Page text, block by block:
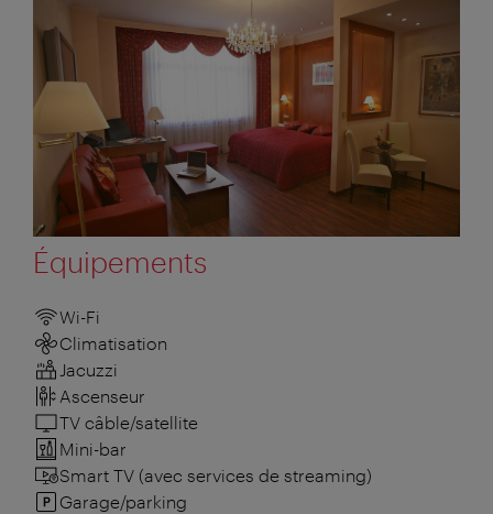
Équipements
Wi-Fi
Climatisation
Jacuzzi
Ascenseur
TV câble/satellite
Mini-bar
Smart TV (avec services de streaming)
Garage/parking